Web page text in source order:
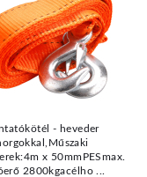
- heveder
x 50mmPESmax.
2800kgacélho ...